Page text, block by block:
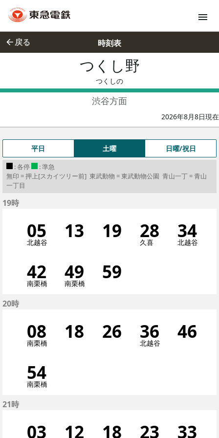
戻る 時刻表
つくし野
つくしの
渋谷方面
2026年8月8日現在
平日 土曜 日曜/祝日
: 各停
: 準急
無印 = 押上[スカイツリー前] 東武動物 = 東武動物公園 青山一丁 = 青山
一丁目
19時
05 5分はつ 各停北越谷
北越谷
13 13分はつ 各停
19 19分はつ
28 28分
久喜
34
北越谷
42 42分はつ 各停南栗橋
南栗橋
49 49分はつ 各停
南栗橋
59
20時
08 8分はつ 各停南栗橋
南栗橋
18 18分はつ 各停
26 26分はつ
36 36分
北越谷
46
54
南栗橋
21時
03 3分はつ 各停清澄白
12 12分はつ 各停
18 18分はつ
23 23分
33